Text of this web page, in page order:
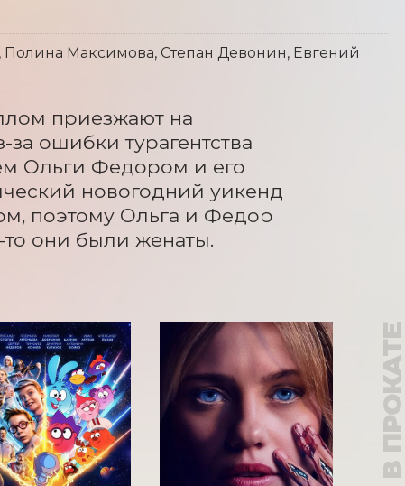
Максимова, Степан Девонин, Евгений
приезжают на
ошибки турагентства
Ольги Федором и его
новогодний уикенд
поэтому Ольга и Федор
то они были женаты.
В